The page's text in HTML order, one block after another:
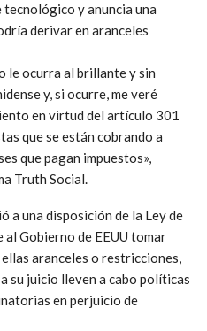
y anuncia una
derivar en aranceles
le ocurra al brillante y sin
y, si ocurre, me veré
en virtud del artículo 301
que se están cobrando a
que pagan impuestos»,
Truth Social.
a una disposición de la Ley de
Gobierno de EEUU tomar
aranceles o restricciones,
su juicio lleven a cabo políticas
en perjuicio de